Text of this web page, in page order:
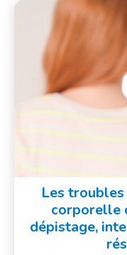
Les
corporelle
dépistage,